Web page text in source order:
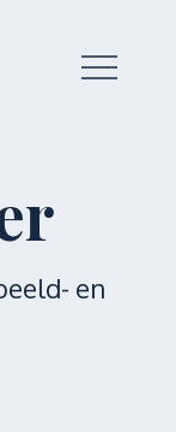
en